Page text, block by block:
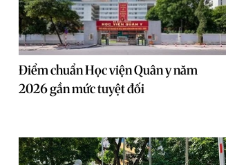
Điểm chuẩn Học viện Quân y năm
2026 gần mức tuyệt đối